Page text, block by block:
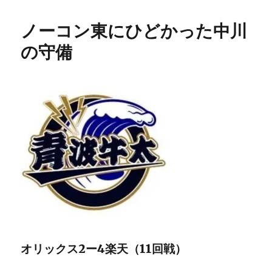
ノーコン東にひどかった中川
の守備
オリックス2ー4楽天（11回戦）